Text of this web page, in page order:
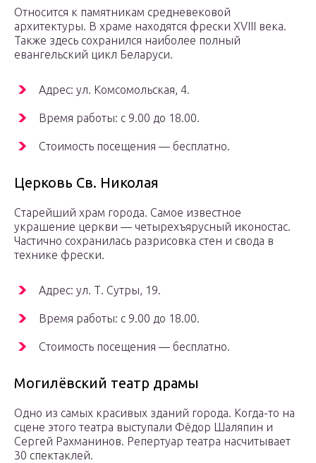
Относится к памятникам средневековой
архитектуры. В храме находятся фрески XVIII века.
Также здесь сохранился наиболее полный
евангельский цикл Беларуси.
Адрес: ул. Комсомольская, 4.
Время работы: с 9.00 до 18.00.
Стоимость посещения — бесплатно.
Церковь Св. Николая
Старейший храм города. Самое известное
украшение церкви — четырехъярусный иконостас.
Частично сохранилась разрисовка стен и свода в
технике фрески.
Адрес: ул. Т. Сутры, 19.
Время работы: с 9.00 до 18.00.
Стоимость посещения — бесплатно.
Могилёвский театр драмы
Одно из самых красивых зданий города. Когда-то на
сцене этого театра выступали Фёдор Шаляпин и
Сергей Рахманинов. Репертуар театра насчитывает
30 спектаклей.